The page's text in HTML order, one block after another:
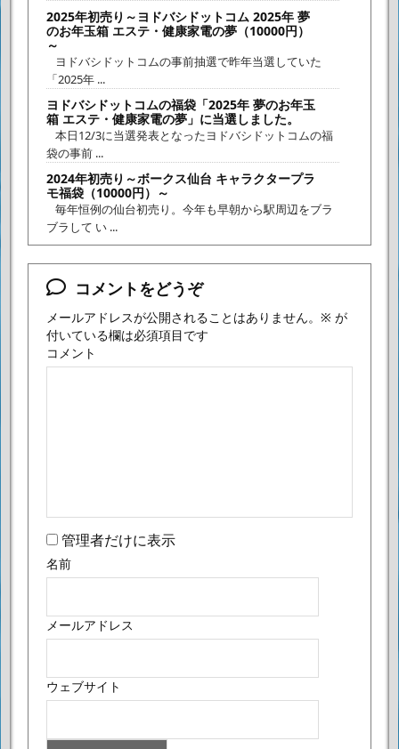
2025年初売り～ヨドバシドットコム 2025年 夢
のお年玉箱 エステ・健康家電の夢（10000円）
～
ヨドバシドットコムの事前抽選で昨年当選していた
「2025年 ...
ヨドバシドットコムの福袋「2025年 夢のお年玉
箱 エステ・健康家電の夢」に当選しました。
本日12/3に当選発表となったヨドバシドットコムの福
袋の事前 ...
2024年初売り～ボークス仙台 キャラクタープラ
モ福袋（10000円）～
毎年恒例の仙台初売り。今年も早朝から駅周辺をブラ
ブラして い ...
コメントをどうぞ
メールアドレスが公開されることはありません。 ※ が
付いている欄は必須項目です
コメント
管理者だけに表示
名前
メールアドレス
ウェブサイト